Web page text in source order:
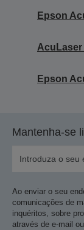
Epson
AcuLaser
Epson
Mantenha-se
Ao enviar o seu
comunicações de
inquéritos, sobre
através de e-mail